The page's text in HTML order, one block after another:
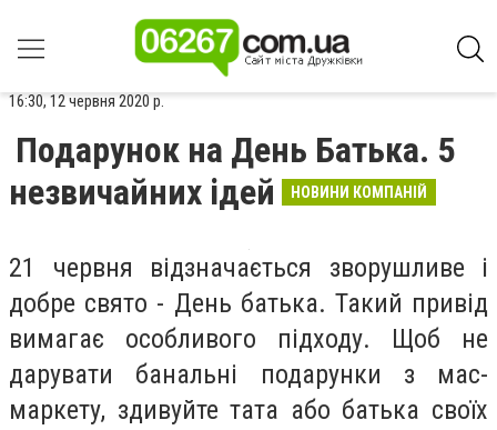
16:30, 12 червня 2020 р.
Подарунок на День Батька. 5
незвичайних ідей
НОВИНИ КОМПАНІЙ
21 червня відзначається зворушливе і
добре свято - День батька. Такий привід
вимагає особливого підходу. Щоб не
дарувати банальні подарунки з мас-
маркету, здивуйте тата або батька своїх